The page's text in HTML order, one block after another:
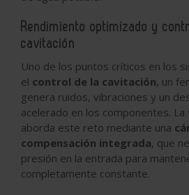
Rendimiento optimizado y
cavitación
Uno de los puntos críticos en los
el control de la cavitación, un
genera ruidos, vibraciones y un
acelerado en los componentes. La
aborda este reto mediante una
compensación integrada, que
presión en la entrada para
completamente constante.